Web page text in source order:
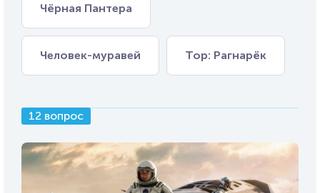
Чёрная Пантера
Человек-муравей Тор: Рагнарёк
12 вопрос